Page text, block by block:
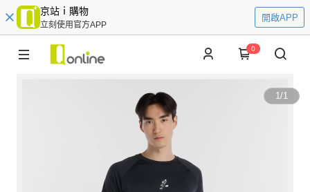
京站ｉ購物
立刻使用官方APP
開啟APP
0
1/1